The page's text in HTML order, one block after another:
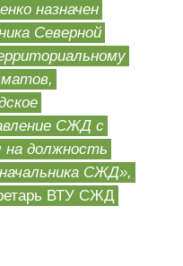
назначен
Северной
СЖД с
на должность
СЖД»,
ВТУ СЖД